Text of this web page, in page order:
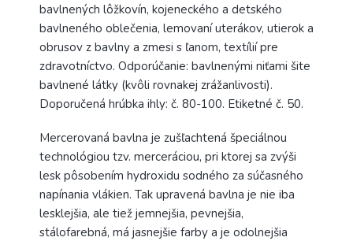
bavlnených lôžkovín, kojeneckého a detského
bavlneného oblečenia, lemovaní uterákov, utierok a
obrusov z bavlny a zmesi s ľanom, textílií pre
zdravotníctvo. Odporúčanie: bavlnenými niťami šite
bavlnené látky (kvôli rovnakej zrážanlivosti).
Doporučená hrúbka ihly: č. 80-100. Etiketné č. 50.
Mercerovaná bavlna je zušľachtená špeciálnou
technológiou tzv. merceráciou, pri ktorej sa zvýši
lesk pôsobením hydroxidu sodného za súčasného
napínania vlákien. Tak upravená bavlna je nie iba
lesklejšia, ale tiež jemnejšia, pevnejšia,
stálofarebná, má jasnejšie farby a je odolnejšia